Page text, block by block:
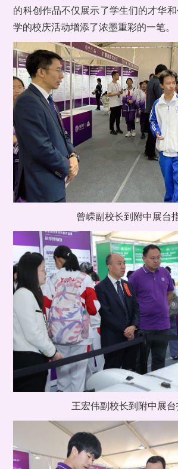
的科创作品不仅展示了学生们的才华
学的校庆活动增添了浓墨重彩的一笔。
曾嵘副校长到附中展台
王宏伟副校长到附中展台